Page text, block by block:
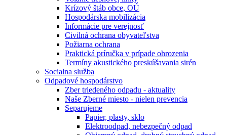
Krízový štáb obce, OÚ
Hospodárska mobilizácia
Informácie pre verejnosť
Civilná ochrana obyvateľstva
Požiarna ochrana
Praktická príručka v prípade ohrozenia
Termíny akustického preskúšavania sirén
Socialna služba
Odpadové hospodárstvo
Zber triedeného odpadu - aktuality
Naše Zberné miesto - nielen prevencia
Separujeme
Papier, plasty, sklo
Elektroodpad, nebezpečný odpad